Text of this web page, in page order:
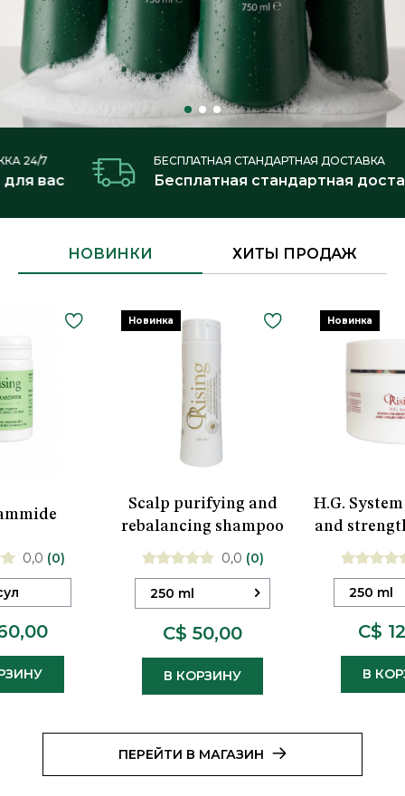
24/7
вас
БЕСПЛАТНАЯ СТАНДАРТНАЯ ДОСТАВКА
Бесплатная стандартная
НОВИНКИ ХИТЫ ПРОДАЖ
0,0 (0)
Новинка
Scalp purifying and
rebalancing shampoo
0,0 (0)
250 ml
C$ 50,00
В КОРЗИНУ
Новинка
H.G.
and
250 ml
C$
В
ПЕРЕЙТИ В МАГАЗИН